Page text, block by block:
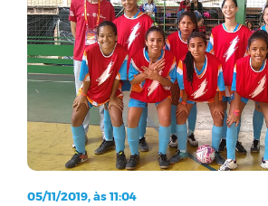
05/11/2019, às 11:04